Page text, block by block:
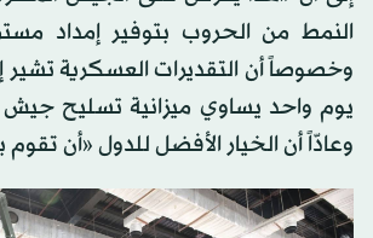
النمط من الحروب بتوفير إمداد
وخصوصاً أن التقديرات العسكرية تشير
يوم واحد يساوي ميزانية تسليح
وعادّاً أن الخيار الأفضل للدول «أن تقوم